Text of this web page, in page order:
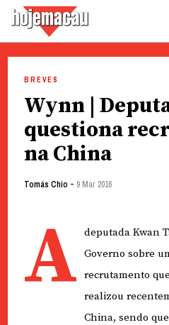
content
BREVES
Wynn |
questiona
na China
Tomás Chio - 9 Mar 2016
A deputada Kwan
Governo sobre
recrutamento
realizou
China, sendo